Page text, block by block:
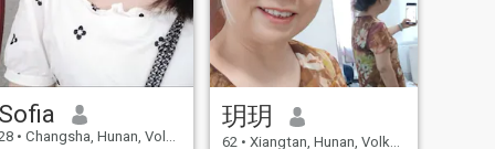
meinem Herzen
Selbsteinschätzung: Reine
mit Koexistenz und
Ich bin ein
Buch, das
muss.
Sofia
• Changsha, Hunan, Volksrep. China
玥玥
62 • Xiangtan, Hunan, Volksrep. China